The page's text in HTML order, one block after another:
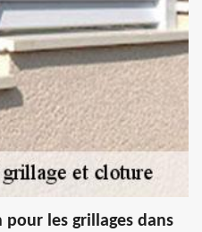
les grillages dans